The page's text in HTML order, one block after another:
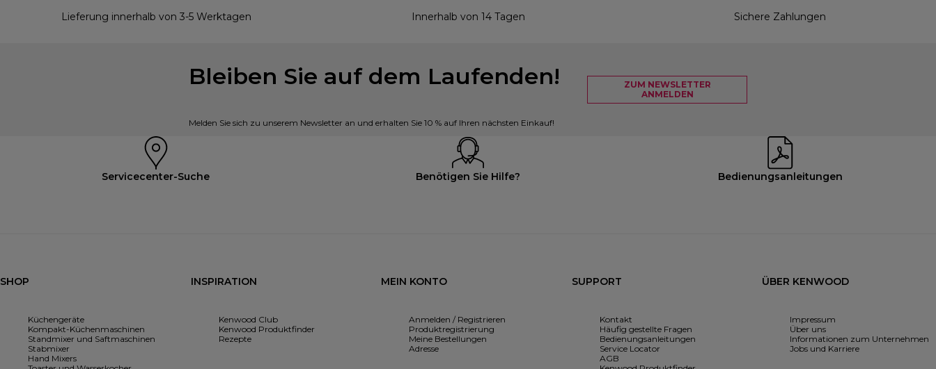
Lieferung innerhalb von 3-5 Werktagen Innerhalb von 14 Tagen Sichere Zahlungen
Bleiben Sie auf dem Laufenden!
Melden Sie sich zu unserem Newsletter an und erhalten Sie 10 % auf Ihren nächsten Einkauf!
ZUM NEWSLETTER
ANMELDEN
Servicecenter-Suche Benötigen Sie Hilfe? Bedienungsanleitungen
SHOP
Küchengeräte
Kompakt-Küchenmaschinen
Standmixer und Saftmaschinen
Stabmixer
Hand Mixers
INSPIRATION
Kenwood Club
Kenwood Produktfinder
Rezepte
MEIN KONTO
Anmelden / Registrieren
Produktregistrierung
Meine Bestellungen
Adresse
SUPPORT
Kontakt
Häufig gestellte Fragen
Bedienungsanleitungen
Service Locator
AGB
ÜBER KENWOOD
Impressum
Über uns
Informationen zum Unternehmen
Jobs und Karriere